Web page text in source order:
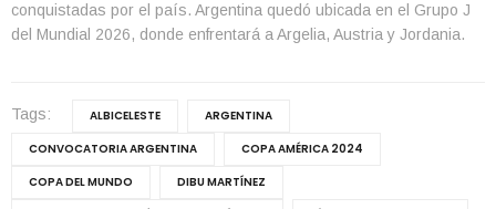
conquistadas por el país. Argentina quedó ubicada en el Grupo J
del Mundial 2026, donde enfrentará a Argelia, Austria y Jordania.
Tags: ALBICELESTE
ARGENTINA
CONVOCATORIA ARGENTINA
COPA AMÉRICA 2024
COPA DEL MUNDO
DIBU MARTÍNEZ